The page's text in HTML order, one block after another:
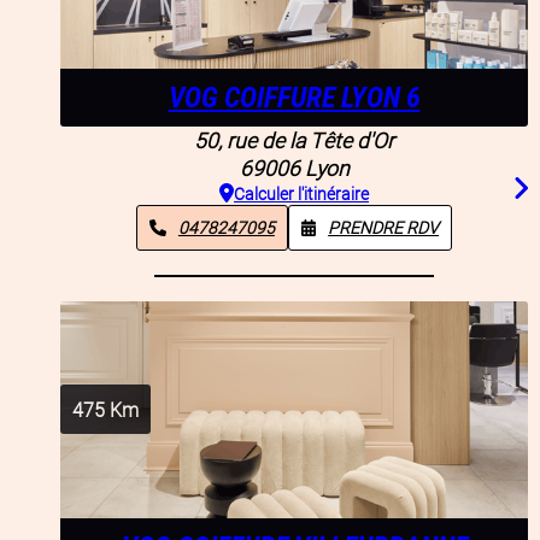
VOG COIFFURE LYON 6
50, rue de la Tête d'Or
69006 Lyon
Calculer l'itinéraire
0478247095
PRENDRE RDV
475 Km